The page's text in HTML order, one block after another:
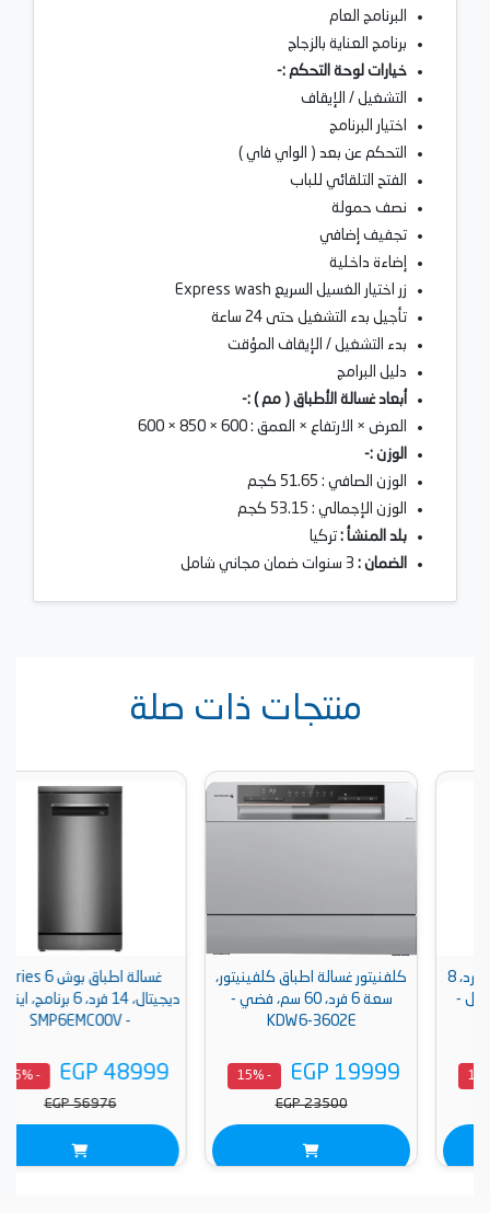
البرنامج العام
برنامج العناية بالزجاج
خيارات لوحة التحكم :-
التشغيل / الإيقاف
اختيار البرنامج
التحكم عن بعد ( الواي فاي )
الفتح التلقائي للباب
نصف حمولة
تجفيف إضافي
إضاءة داخلية
زر اختيار الغسيل السريع Express wash
تأجيل بدء التشغيل حتى 24 ساعة
بدء التشغيل / الإيقاف المؤقت
دليل البرامج
أبعاد غسالة الأطباق ( مم ) :-
العرض × الارتفاع × العمق : 600 × 850 × 600
الوزن :-
الوزن الصافي : 51.65 كجم
الوزن الإجمالي : 53.15 كجم
بلد المنشأ : تركيا
الضمان :
منتجات ذات صلة
كلفنيتور غسالة اطباق كلفينيتور،
سعة 6 فرد، 60 سم، فضي -
KDW6-3602E
EGP 19999
- 15%
EGP 23500
غسالة اطباق بوش Series 6
ديجيتال، 14 فرد، 6 برنامج، اينوكس
EGP 48999
- 15%
EGP 56976